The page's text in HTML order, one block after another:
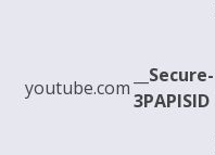
youtube.com
__Secure-
3PAPISID